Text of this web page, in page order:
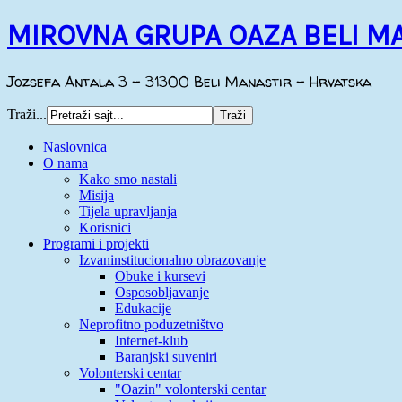
MIROVNA GRUPA OAZA BELI
Jozsefa Antala 3 - 31300 Beli Manastir - Hrvatska
Traži...
Naslovnica
O nama
Kako smo nastali
Misija
Tijela upravljanja
Korisnici
Programi i projekti
Izvaninstitucionalno obrazovanje
Obuke i kursevi
Osposobljavanje
Edukacije
Neprofitno poduzetništvo
Internet-klub
Baranjski suveniri
Volonterski centar
"Oazin" volonterski centar